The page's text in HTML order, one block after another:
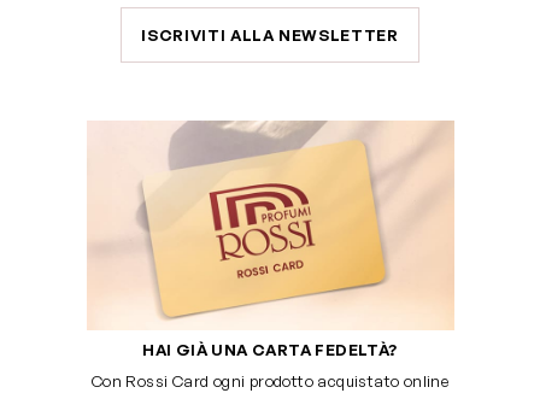
ISCRIVITI ALLA NEWSLETTER
HAI GIÀ UNA CARTA FEDELTÀ?
Con Rossi Card ogni prodotto acquistato online